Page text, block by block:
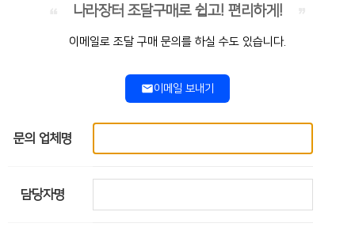
나라장터 조달구매로 쉽고! 편리하게!
이메일로 조달 구매 문의를 하실 수도 있습니다.
이메일 보내기
문의 업체명
담당자명